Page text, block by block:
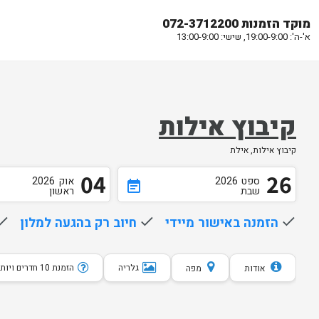
מוקד הזמנות 072-3712200
א'-ה': 19:00-9:00, שישי: 13:00-9:00
קיבוץ אילות
קיבוץ אילות, אילת
event_note 26 ספט 2026
שבת 04 אוק 2026
ראשון
done הזמנה באישור מיידי done חיוב רק בהגעה למלון
אודות מפה גלריה הזמנת 10 חדרים ויותר